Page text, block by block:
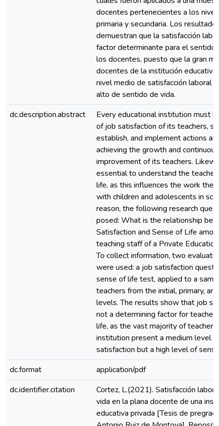
docentes pertenecientes a los
primaria y secundaria. Los
demuestran que la satisfacción
factor determinante para el sentido
los docentes, puesto que la gran
docentes de la institución educativa
nivel medio de satisfacción laboral
alto de sentido de vida.
dc.description.abstract
Every educational institution must
of job satisfaction of its teachers,
establish, and implement actions
achieving the growth and continuous
improvement of its teachers.
essential to understand the
life, as this influences the work
with children and adolescents in
reason, the following research
posed: What is the relationship
Satisfaction and Sense of Life
teaching staff of a Private
To collect information, two
were used: a job satisfaction
sense of life test, applied to a
teachers from the initial, primary,
levels. The results show that job
not a determining factor for
life, as the vast majority of teachers
institution present a medium level
satisfaction but a high level of
dc.format
application/pdf
dc.identifier.citation
Cortez, L.(2021). Satisfacción
vida en la plana docente de una
educativa privada [Tesis de